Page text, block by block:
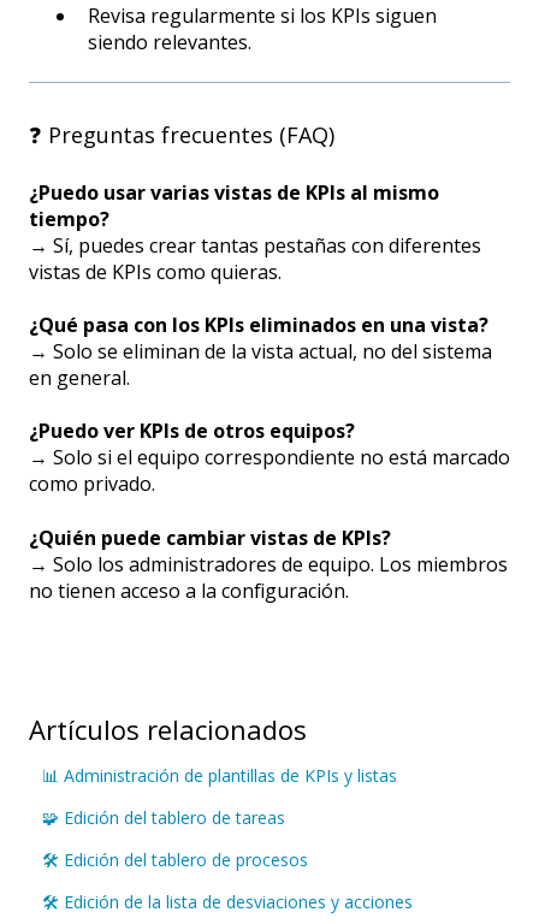
Revisa regularmente si los KPIs siguen
siendo relevantes.
❓ Preguntas frecuentes (FAQ)
¿Puedo usar varias vistas de KPIs al mismo
tiempo?
→ Sí, puedes crear tantas pestañas con diferentes
vistas de KPIs como quieras.
¿Qué pasa con los KPIs eliminados en una vista?
→ Solo se eliminan de la vista actual, no del sistema
en general.
¿Puedo ver KPIs de otros equipos?
→ Solo si el equipo correspondiente no está marcado
como privado.
¿Quién puede cambiar vistas de KPIs?
→ Solo los administradores de equipo. Los miembros
no tienen acceso a la configuración.
Artículos relacionados
📊 Administración de plantillas de KPIs y listas
🧩 Edición del tablero de tareas
🛠️ Edición del tablero de procesos
🛠️ Edición de la lista de desviaciones y acciones